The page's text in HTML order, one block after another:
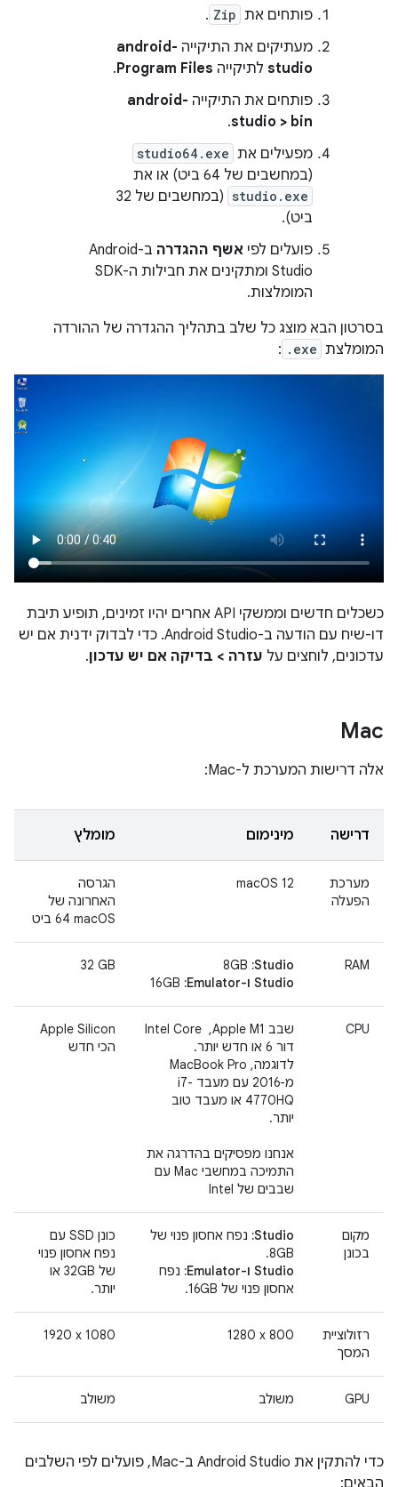
פותחים את Zip
.
מעתיקים את התיקייה android-
studio לתיקייה Program Files
.
פותחים את התיקייה android-
studio > bin
.
מפעילים את studio64.exe
(במחשבים של 64 ביט) או את
studio.exe
(במחשבים של 32
ביט).
פועלים לפי אשף ההגדרה
ב-Android
Studio ומתקינים את חבילות ה-SDK
המומלצות.
בסרטון הבא מוצג כל שלב בתהליך ההגדרה של ההורדה
המומלצת .exe
:
כשכלים חדשים וממשקי API אחרים יהיו זמינים, תופיע תיבת
דו-שיח עם הודעה ב-Android Studio. כדי לבדוק ידנית אם יש
עדכונים, לוחצים על עזרה > בדיקה אם יש עדכון.
Mac
אלה דרישות המערכת ל-Mac:
דרישה מינימום מומלץ
מערכת
הפעלה
macOS 12
הגרסה
האחרונה של
macOS‏ 64 ביט
RAM
Studio:
Studio ו-Emulator:
GB ‏32‏
CPU
שבב Apple M1, ‏ Intel Core
דור 6 או חדש יותר.
לדוגמה, MacBook Pro
מ-2016 עם מעבד i7-
4770HQ או מעבד טוב
יותר.
אנחנו מפסיקים בהדרגה את
התמיכה במחשבי Mac עם
שבבים של Intel
‫Apple Silicon
הכי חדש
מקום
בכונן
Studio: נפח אחסון פנוי של
8GB. ‫
Studio ו-Emulator:
נפח
אחסון פנוי של 16GB.
כונן SSD עם
נפח אחסון פנוי
של 32GB או
יותר.
רזולוציית
המסך
‎1280 x 800
‎1920 x 1080
GPU משולב משולב
כדי להתקין את Android Studio ב-Mac, פועלים לפי השלבים
הבאים: